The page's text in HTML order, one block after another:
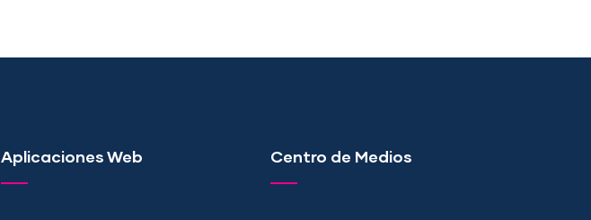
Aplicaciones Web Centro de Medios